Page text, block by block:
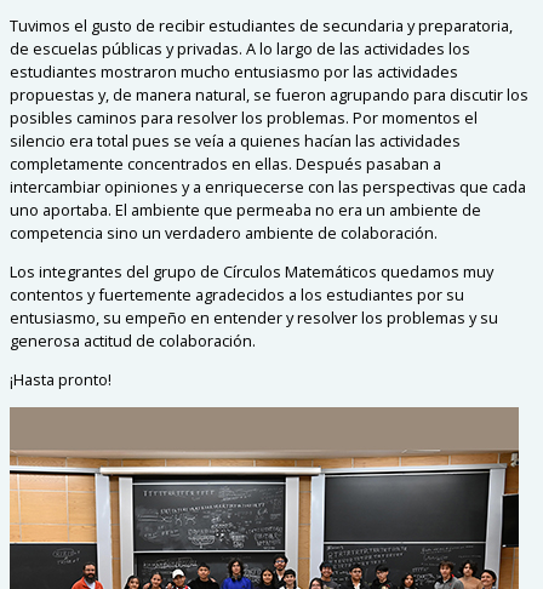
Tuvimos el gusto de recibir estudiantes de secundaria y preparatoria,
de escuelas públicas y privadas. A lo largo de las actividades los
estudiantes mostraron mucho entusiasmo por las actividades
propuestas y, de manera natural, se fueron agrupando para discutir los
posibles caminos para resolver los problemas. Por momentos el
silencio era total pues se veía a quienes hacían las actividades
completamente concentrados en ellas. Después pasaban a
intercambiar opiniones y a enriquecerse con las perspectivas que cada
uno aportaba. El ambiente que permeaba no era un ambiente de
competencia sino un verdadero ambiente de colaboración.
Los integrantes del grupo de Círculos Matemáticos quedamos muy
contentos y fuertemente agradecidos a los estudiantes por su
entusiasmo, su empeño en entender y resolver los problemas y su
generosa actitud de colaboración.
¡Hasta pronto!